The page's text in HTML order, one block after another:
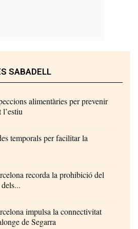
SABADELL
alimentàries per prevenir
temporals per facilitar la
recorda la prohibició del
impulsa la connectivitat
de Segarra